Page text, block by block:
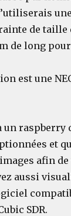
de taille
de long
est une
un raspberry
et
afin
aussi
SDR.